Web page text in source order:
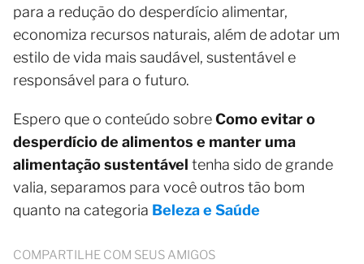
para a redução do desperdício alimentar,
economiza recursos naturais, além de adotar um
estilo de vida mais saudável, sustentável e
responsável para o futuro.
Espero que o conteúdo sobreComo evitar o
desperdício de alimentos e manter uma
alimentação sustentável tenha sido de grande
valia, separamos para você outros tão bom
quanto na categoria Beleza e Saúde
COMPARTILHE COM SEUS AMIGOS